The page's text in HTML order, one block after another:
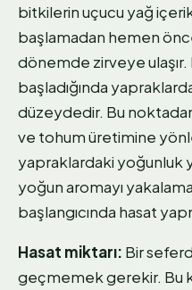
bitkilerin uçucu yağ
başlamadan hemen
dönemde zirveye
başladığında
düzeydedir. Bu
ve tohum üretimine
yapraklardaki yoğunluk
yoğun aromayı
başlangıcında hasat
Hasat miktarı: Bir
geçmemek gerekir. Bu